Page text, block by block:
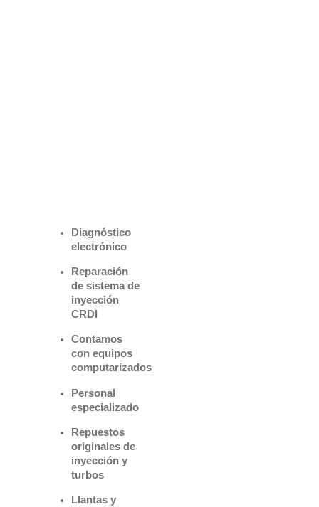
Diagnóstico
electrónico
Reparación
de sistema de
inyección
CRDI
Contamos
con equipos
computarizados
Personal
especializado
Repuestos
originales de
inyección y
turbos
Llantas y